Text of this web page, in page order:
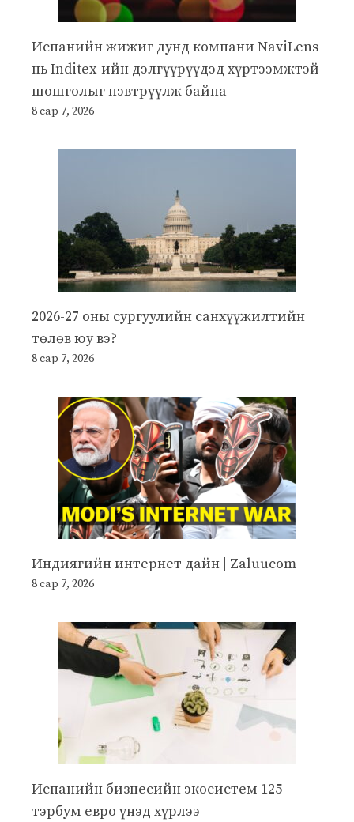
Испанийн жижиг дунд компани NaviLens
нь Inditex-ийн дэлгүүрүүдэд хүртээмжтэй
шошголыг нэвтрүүлж байна
8 сар 7, 2026
2026-27 оны сургуулийн санхүүжилтийн
төлөв юу вэ?
8 сар 7, 2026
Индиягийн интернет дайн | Zaluucom
8 сар 7, 2026
Испанийн бизнесийн экосистем 125
тэрбум евро үнэд хүрлээ